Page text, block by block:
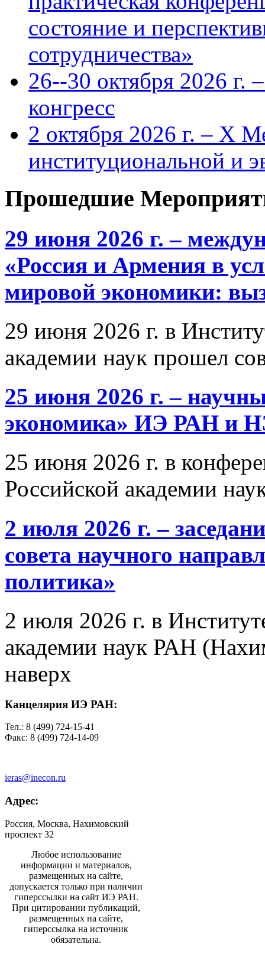
состояние и
сотрудничества»
26--30 октября 2026 г.
конгресс
2 октября 2026 г. – X
институциональной и
Прошедшие
29 июня 2026 г. –
«Россия и Армения в
мировой экономики:
29 июня 2026 г. в
академии наук прошел
25 июня 2026 г. –
экономика» ИЭ РАН и
25 июня 2026 г. в
Российской академии
2 июля 2026 г. –
совета научного
политика»
2 июля 2026 г. в
академии наук РАН
наверх
Канцелярия ИЭ РАН:
Тел.: 8 (499) 724-15-41
Факс: 8 (499) 724-14-09
ieras@inecon.ru
Адрес:
Россия, Москва, Нахимовский
проспект 32
Любое использование
информации и материалов,
размещенных на сайте,
допускается только при наличии
гиперссылки на сайт ИЭ РАН.
При цитировании публикаций,
размещенных на сайте,
гиперссылка на источник
обязательна.